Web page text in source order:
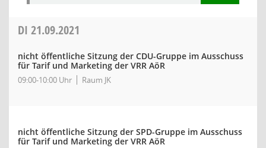
DI 21.09.2021
nicht öffentliche Sitzung der CDU-Gruppe im Ausschuss
für Tarif und Marketing der VRR AöR
09:00-10:00 Uhr Raum JK
nicht öffentliche Sitzung der SPD-Gruppe im Ausschuss
für Tarif und Marketing der VRR AöR